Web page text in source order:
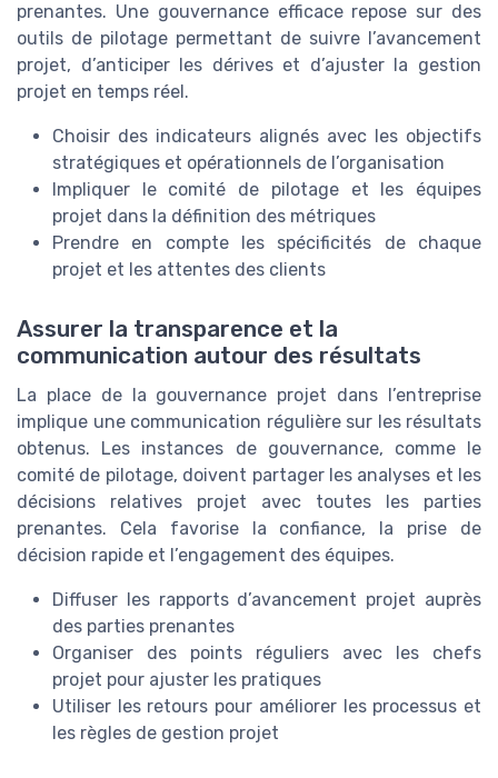
prenantes. Une gouvernance efficace repose sur des
outils de pilotage permettant de suivre l’avancement
projet, d’anticiper les dérives et d’ajuster la gestion
projet en temps réel.
Choisir des indicateurs alignés avec les objectifs
stratégiques et opérationnels de l’organisation
Impliquer le comité de pilotage et les équipes
projet dans la définition des métriques
Prendre en compte les spécificités de chaque
projet et les attentes des clients
Assurer la transparence et la
communication autour des résultats
La place de la gouvernance projet dans l’entreprise
implique une communication régulière sur les résultats
obtenus. Les instances de gouvernance, comme le
comité de pilotage, doivent partager les analyses et les
décisions relatives projet avec toutes les parties
prenantes. Cela favorise la confiance, la prise de
décision rapide et l’engagement des équipes.
Diffuser les rapports d’avancement projet auprès
des parties prenantes
Organiser des points réguliers avec les chefs
projet pour ajuster les pratiques
Utiliser les retours pour améliorer les processus et
les règles de gestion projet